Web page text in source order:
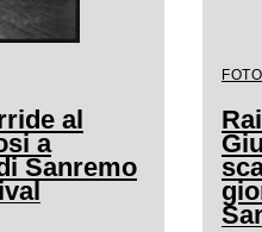
al
a
Sanremo
FOTO